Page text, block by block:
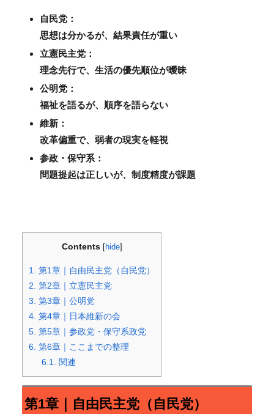
自民党：
思想は分かるが、結果責任が重い
立憲民主党：
理念先行で、生活の優先順位が曖昧
公明党：
福祉を語るが、順序を語らない
維新：
改革偏重で、弱者の現実を軽視
参政・保守系：
問題提起は正しいが、制度精度が課題
Contents [hide]
1. 第1章｜自由民主党（自民党）
2. 第2章｜立憲民主党
3. 第3章｜公明党
4. 第4章｜日本維新の会
5. 第5章｜参政党・保守系政党
6. 第6章｜ここまでの整理
6.1. 関連
第1章｜自由民主党（自民党）